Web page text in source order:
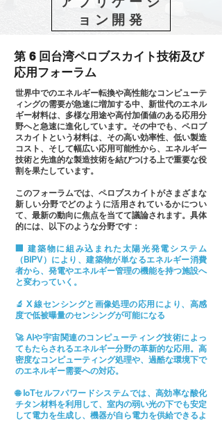
ョン開発
第 6 回台湾ペロブスカイト技術及び
応用フォーラム
世界中でのエネルギー転換や高性能なコンピューテ
ィングの需要が急速に増加する中、新世代のエネル
ギー材料は、多様な用途や高付加価値のある応用分
野へと急速に進化しています。その中でも、ペロブ
スカイトという材料は、その高い効率性、低い製造
コスト、そして幅広い応用可能性から、エネルギー
技術と先進的な製造技術を結びつける上で重要な役
割を果たしています。
このフォーラムでは、ペロブスカイトがさまざまな
新しい分野でどのように活用されているかについ
て、最新の動向に焦点を当てて議論されます。具体
的には、以下のような分野です：
🏢 建築物に組み込まれた太陽光発電システム
（BIPV）により、建築物が単なるエネルギー消費
者から、発電やエネルギー管理の機能を持つ施設へ
と変わっていく。
🔬 X 線センシングと画像処理の応用により、高感
度で低被曝量のセンシングが可能になる
🚀 AIや宇宙関連のコンピューティング技術によっ
てもたらされるエネルギー分野の革新的な応用。高
密度なコンピューティング処理や、過酷な環境下で
のエネルギー需要への対応。
🌐 IoTセルフパワードシステムでは、高効率な酸化
チタン材料を利用して、室内の弱い光の下でも安定
して電力を生成し、機器が自ら電力を供給できるよ